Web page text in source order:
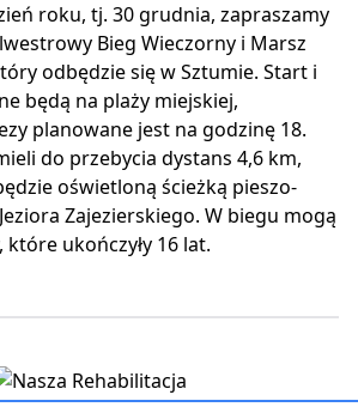
roku, tj. 30 grudnia, zapraszamy
Bieg Wieczorny i Marsz
odbędzie się w Sztumie. Start i
będą na plaży miejskiej,
planowane jest na godzinę 18.
do przebycia dystans 4,6 km,
oświetloną ścieżką pieszo-
Zajezierskiego. W biegu mogą
które ukończyły 16 lat.